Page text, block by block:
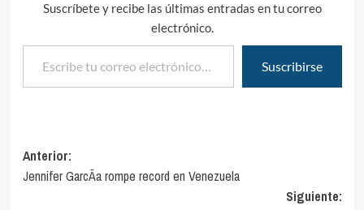
Suscríbete y recibe las últimas entradas en tu correo
electrónico.
Escribe tu correo electrónico…
Suscribirse
Navegación
de
Anterior:
Jennifer GarcÃ­a rompe record en Venezuela
Siguiente: